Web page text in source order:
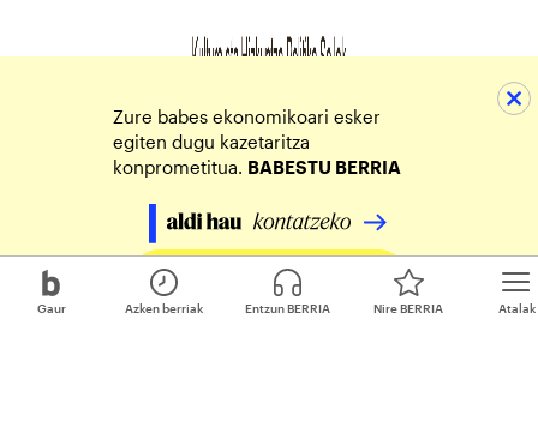
Gaur Atalak
Azken berriak Entzun BERRIA Nire BERRIA
Zure babes ekonomikoari esker
egiten dugu kazetaritza
konprometitua. BABESTU BERRIA
Egin zure ekarpena